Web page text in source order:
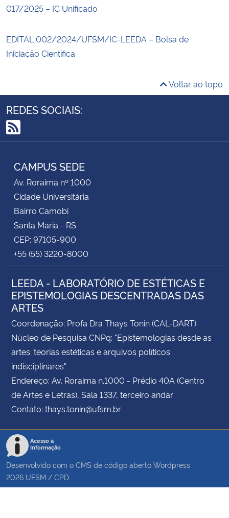
017/2025 – IC Unificado
EDITAL 002/2024/UFSM/IC-LEEDA – Bolsa de
Iniciação Científica
Voltar ao topo
REDES SOCIAIS:
RSS
CAMPUS SEDE
Av. Roraima nº 1000
Cidade Universitária
Bairro Camobi
Santa Maria - RS
CEP: 97105-900
+55 (55) 3220-8000
LEEDA - LABORATÓRIO DE ESTÉTICAS E
EPISTEMOLOGIAS DESCENTRADAS DAS
ARTES
Coordenação: Profa Dra Thays Tonin (CAL-DART)
Núcleo de Pesquisa CNPq: "Epistemologias desde as
artes: teorias estéticas e arquivos políticos
indisciplinares"
Endereço: Av. Roraima n.1000 - Prédio 40A (Centro
de Artes e Letras), Sala 1337, terceiro andar.
Contato: thays.tonin@ufsm.br
Acesso à
Informação
Desenvolvido com o CMS de código aberto Wordpress
2026 UFSM / CPD